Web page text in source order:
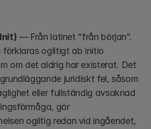
— Från latinet ”från början”.
förklaras ogiltigt ab initio
om det aldrig har existerat. Det
juridiskt fel, såsom
eller fullständig avsaknad
gör
ogiltig redan vid ingåendet,